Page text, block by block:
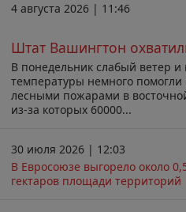
4 августа 2026 | 11:46
Штат Вашингтон
В понедельник слабый ветер
температуры немного помогли
лесными пожарами в
из-за которых 60000...
30 июля 2026 | 12:03
В Евросоюзе выгорело около
гектаров площади территорий